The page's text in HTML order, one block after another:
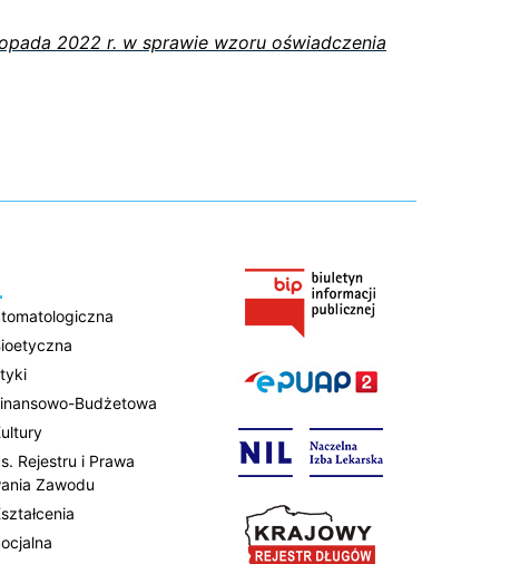
2022 r. w sprawie wzoru oświadczenia
Budżetowa
Rejestru i Prawa
Zawodu